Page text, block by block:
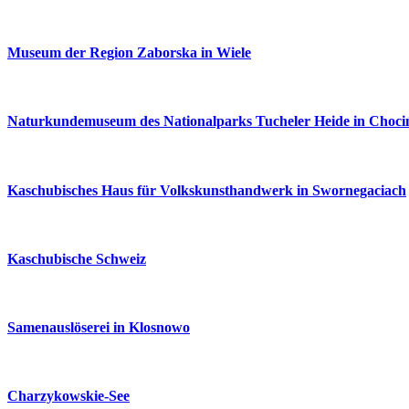
Museum der Region Zaborska in Wiele
Naturkundemuseum des Nationalparks Tucheler Heide in
Kaschubisches Haus für Volkskunsthandwerk in Swornegaciach
Kaschubische Schweiz
Samenauslöserei in Klosnowo
Charzykowskie-See